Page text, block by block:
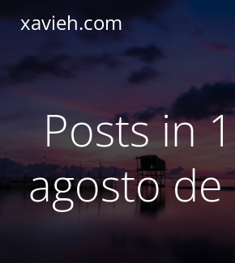
xavieh.com
Posts in
agosto